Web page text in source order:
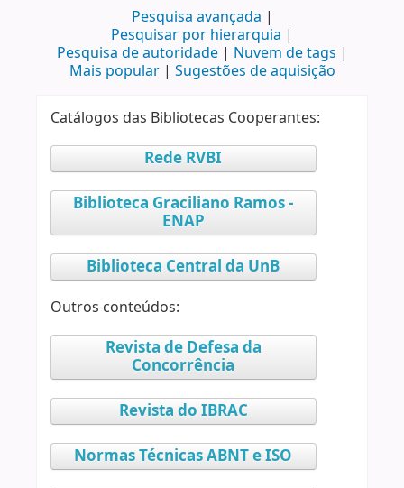
Pesquisa avançada
Pesquisar por hierarquia
Pesquisa de autoridade
Nuvem de tags
Mais popular
Sugestões de aquisição
Catálogos das Bibliotecas Cooperantes:
Rede RVBI
Biblioteca Graciliano Ramos -
ENAP
Biblioteca Central da UnB
Outros conteúdos:
Revista de Defesa da
Concorrência
Revista do IBRAC
Normas Técnicas ABNT e ISO